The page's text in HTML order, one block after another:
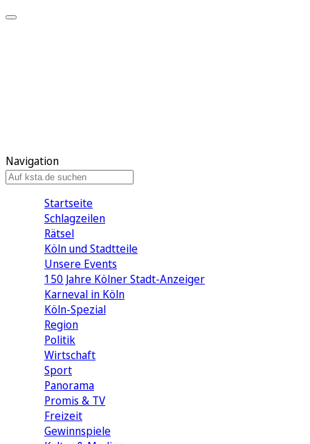
Navigation
Startseite
Schlagzeilen
Rätsel
Köln und Stadtteile
Unsere Events
150 Jahre Kölner Stadt-Anzeiger
Karneval in Köln
Köln-Spezial
Region
Politik
Wirtschaft
Sport
Panorama
Promis & TV
Freizeit
Gewinnspiele